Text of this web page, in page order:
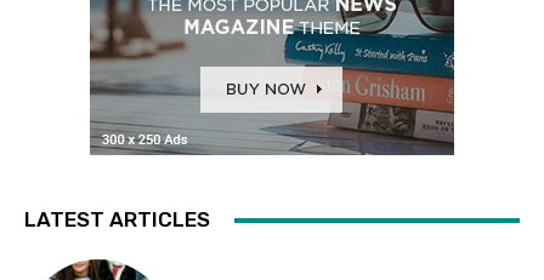
LATEST ARTICLES